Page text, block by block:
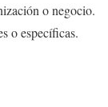
o negocio.
o específicas.